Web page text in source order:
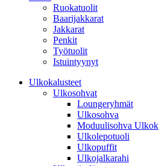
Ruokatuolit
Baarijakkarat
Jakkarat
Penkit
Työtuolit
Istuintyynyt
Ulkokalusteet
Ulkosohvat
Loungeryhmät
Ulkosohva
Moduulisohva Ulkok
Ulkolepotuoli
Ulkopuffit
Ulkojalkarahi